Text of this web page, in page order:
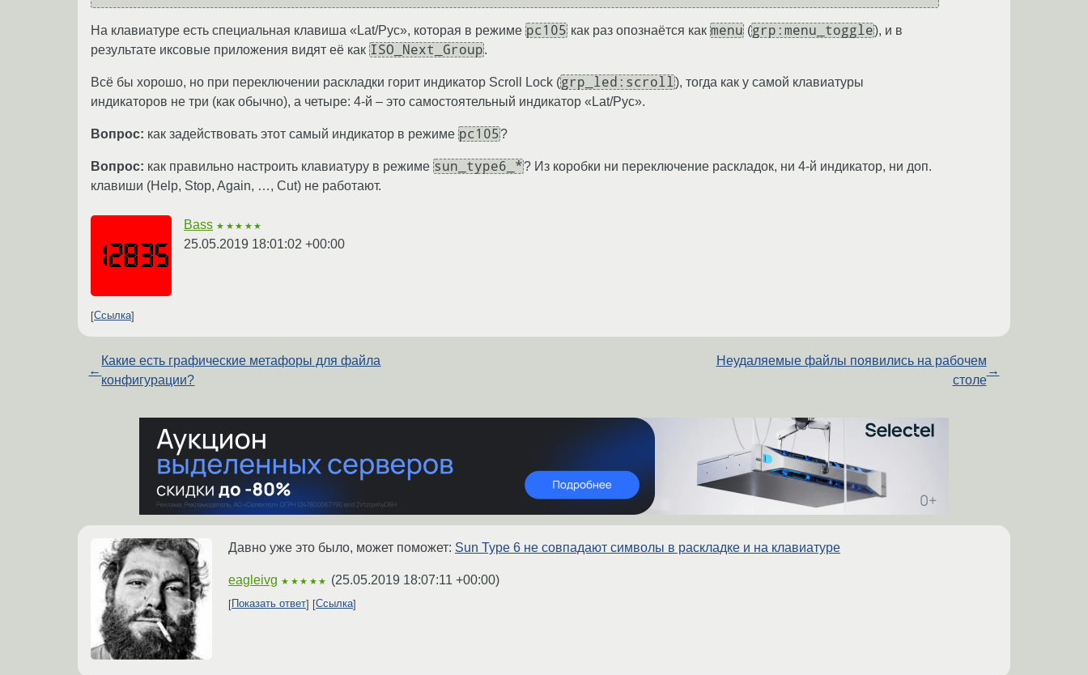
На клавиатуре есть специальная клавиша «Lat/Рус», которая в режиме pc105 как раз опознаётся как menu (grp:menu_toggle), и в
результате иксовые приложения видят её как ISO_Next_Group.
Всё бы хорошо, но при переключении раскладки горит индикатор Scroll Lock (grp_led:scroll), тогда как у самой клавиатуры
индикаторов не три (как обычно), а четыре: 4-й – это самостоятельный индикатор «Lat/Рус».
Вопрос: как задействовать этот самый индикатор в режиме pc105?
Вопрос: как правильно настроить клавиатуру в режиме sun_type6_*? Из коробки ни переключение раскладок, ни 4-й индикатор, ни доп.
клавиши (Help, Stop, Again, …, Cut) не работают.
Bass ★★★★★
25.05.2019 18:01:02 +00:00
Ссылка
←
Какие есть графические метафоры для файла
конфигурации?
Неудаляемые файлы появились на рабочем
столе
→
Давно уже это было, может поможет: Sun Type 6 не совпадают символы в раскладке и на клавиатуре
eagleivg ★★★★★ (25.05.2019 18:07:11 +00:00)
Показать ответ Ссылка